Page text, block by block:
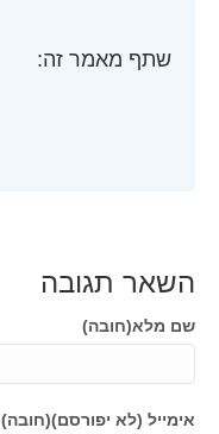
שתף מאמר זה:
השאר תגובה
שם מלא(חובה)
אימייל (לא יפורסם)(חובה)